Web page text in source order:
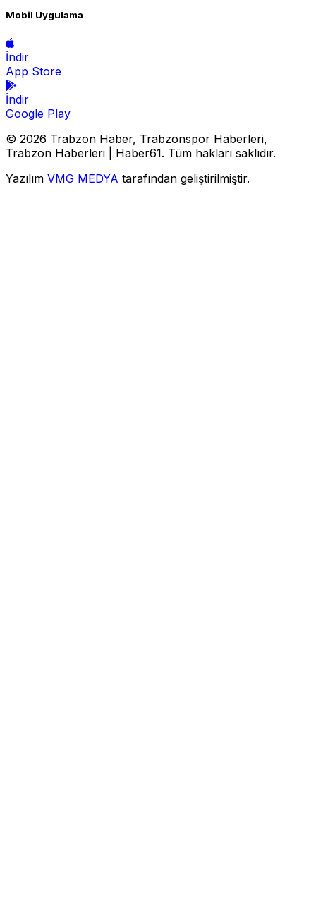
Mobil Uygulama
İndir
App Store
İndir
Google Play
© 2026 Trabzon Haber, Trabzonspor Haberleri,
Trabzon Haberleri | Haber61. Tüm hakları saklıdır.
Yazılım VMG MEDYA tarafından geliştirilmiştir.